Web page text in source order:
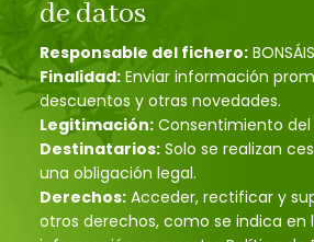
de datos
Responsable del fichero:
Finalidad: Enviar información
descuentos y otras novedades.
Legitimación: Consentimiento del
Destinatarios: Solo se realizan
una obligación legal.
Derechos: Acceder, rectificar y
otros derechos, como se indica en